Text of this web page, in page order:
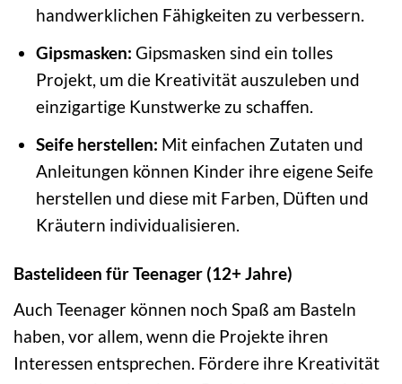
handwerklichen Fähigkeiten zu verbessern.
Gipsmasken: Gipsmasken sind ein tolles
Projekt, um die Kreativität auszuleben und
einzigartige Kunstwerke zu schaffen.
Seife herstellen: Mit einfachen Zutaten und
Anleitungen können Kinder ihre eigene Seife
herstellen und diese mit Farben, Düften und
Kräutern individualisieren.
Bastelideen für Teenager (12+ Jahre)
Auch Teenager können noch Spaß am Basteln
haben, vor allem, wenn die Projekte ihren
Interessen entsprechen. Fördere ihre Kreativität